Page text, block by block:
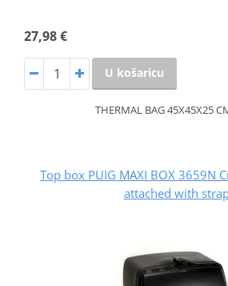
27,98 €
U košaricu
THERMAL BAG 45X45X25
Top box PUIG MAXI BOX 3659N
attached with